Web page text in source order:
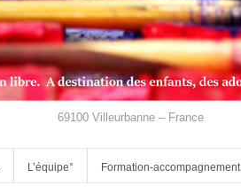
69100 Villeurbanne – France
L’équipe° Formation-accompagnement